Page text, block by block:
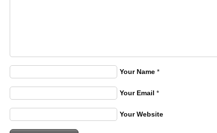
Your Name *
Your Email *
Your Website